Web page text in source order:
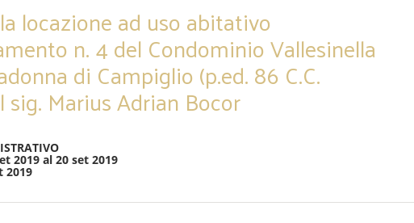
locazione ad uso abitativo
n. 4 del Condominio Vallesinella
di Campiglio (p.ed. 86 C.C.
sig. Marius Adrian Bocor
2019 al 20 set 2019
2019